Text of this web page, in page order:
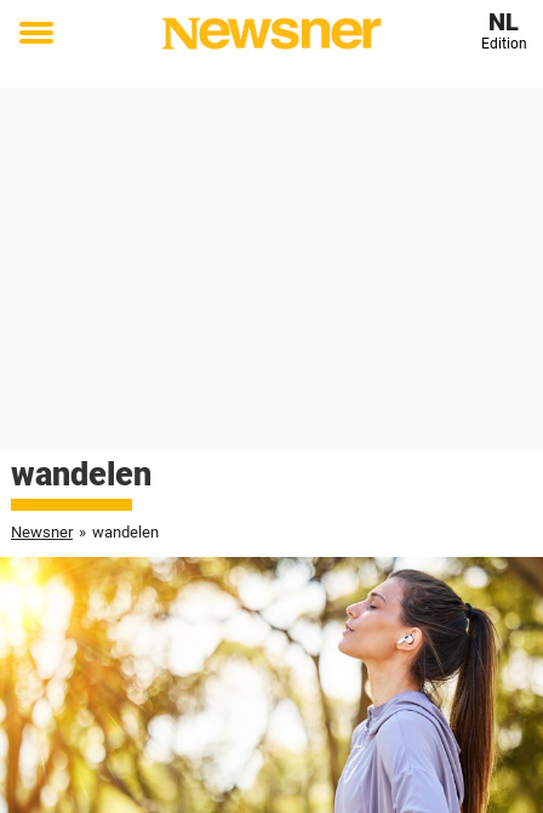
Toggle
NL
Edition
wandelen
Newsner » wandelen